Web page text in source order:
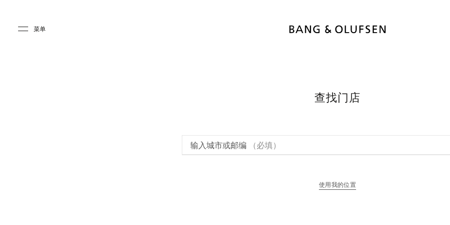
菜单
查找门店
输入城市或邮编 （必填）
使用我的位置